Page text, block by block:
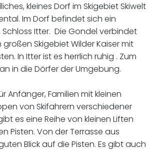
kleines Dorf im Skigebiet Skiwelt
Im Dorf befindet sich ein
Schloss Itter. Die Gondel verbindet
Skigebiet Wilder Kaiser mit
In Itter ist es herrlich ruhig . Zum
in die Dörfer der Umgebung.
Anfänger, Familien mit kleinen
von Skifahrern verschiedener
es eine Reihe von kleinen Liften
Pisten. Von der Terrasse aus
Blick auf die Pisten. Es gibt auch